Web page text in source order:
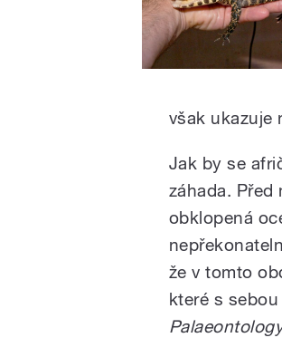
však ukazuje
Jak by se
záhada. Před
obklopená
že v tomto
které s